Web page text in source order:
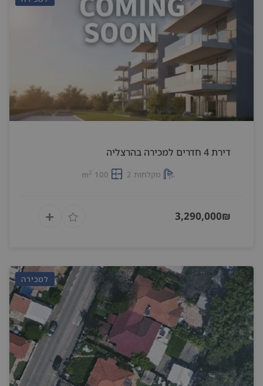
דירת 4 חדרים למכירה בהרצליה
מקלחות 2 100 m
2
3,290,000₪
למכירה